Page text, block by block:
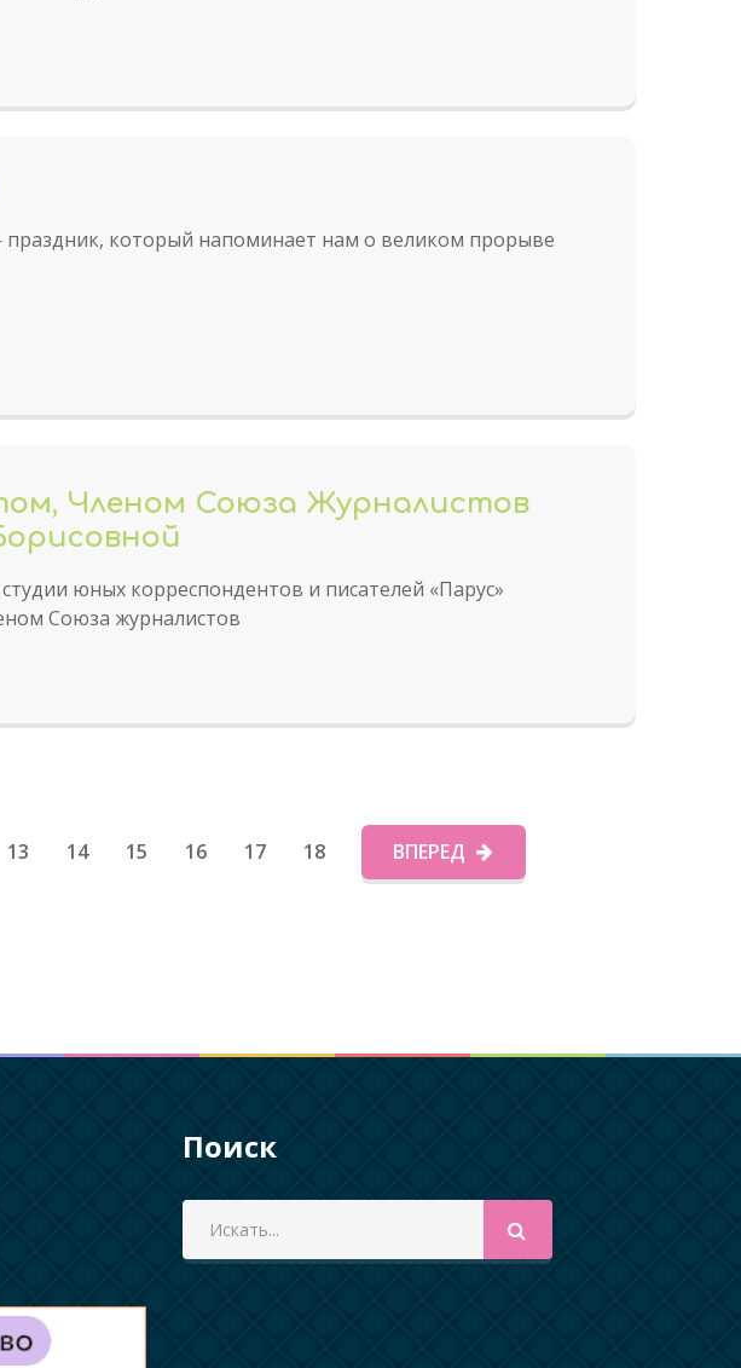
который напоминает нам о великом прорыве
Членом Союза Журналистов
юных корреспондентов и писателей «Парус»
Союза журналистов
13 14 15 16 17 18 ВПЕРЕД
Поиск